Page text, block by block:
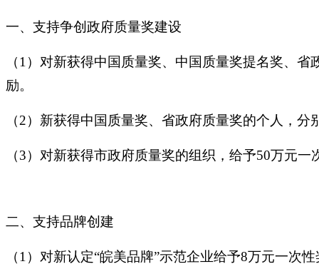
一、支持争创政府质量奖建设
（1）对新获得中国质量奖、中国质量奖提名奖、
励。
（2）新获得中国质量奖、省政府质量奖的个人，
（3）对新获得市政府质量奖的组织，给予50万元一
二、支持品牌创建
（1）对新认定“皖美品牌”示范企业给予8万元一次